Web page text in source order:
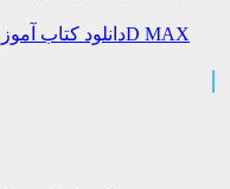
دانلود کتاب آموزش نرم افزار سه بعدی سازی 3D MAX